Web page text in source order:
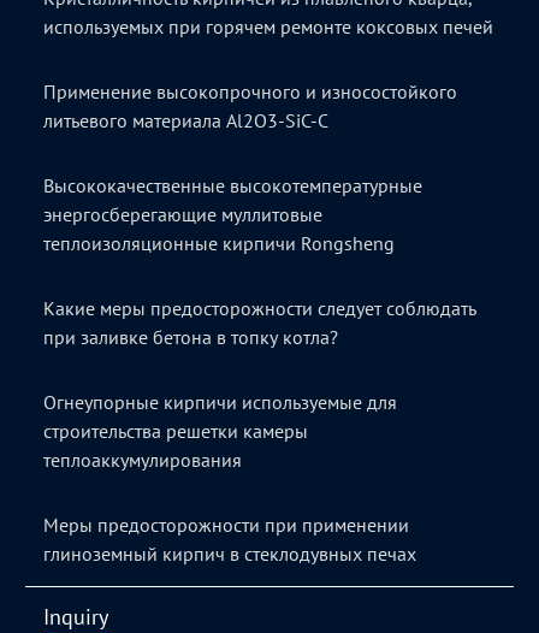
используемых при горячем ремонте коксовых печей
Применение высокопрочного и износостойкого
литьевого материала Al2O3-SiC-C
Высококачественные высокотемпературные
энергосберегающие муллитовые
теплоизоляционные кирпичи Rongsheng
Какие меры предосторожности следует соблюдать
при заливке бетона в топку котла?
Огнеупорные кирпичи используемые для
строительства решетки камеры
теплоаккумулирования
Меры предосторожности при применении
глиноземный кирпич в стеклодувных печах
Inquiry